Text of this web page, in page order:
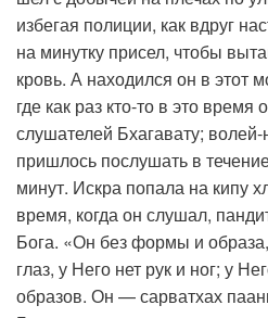
избегая полиции, как вдруг
на минутку присел, чтобы
кровь. А находился он в этот
где как раз кто-то в это время
слушателей Бхагавату;
пришлось послушать в
минут. Искра попала на кипу
время, когда он слушал,
Бога. «Он без формы и
глаз, у Него нет рук и ног; у
образов. Он — сарватхах